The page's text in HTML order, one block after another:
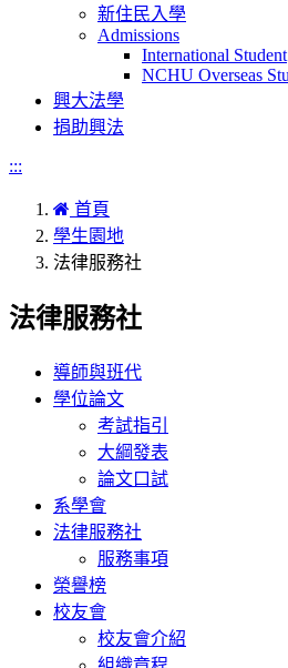
新住民入學
Admissions
International Student
NCHU Overseas
興大法學
捐助興法
:::
首頁
學生園地
法律服務社
法律服務社
導師與班代
學位論文
考試指引
大綱發表
論文口試
系學會
法律服務社
服務事項
榮譽榜
校友會
校友會介紹